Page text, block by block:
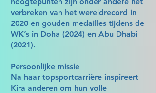
verbreken van het wereldrecord in
2020 en gouden medailles tijdens de
WK’s in Doha (2024) en Abu Dhabi
(2021).
Persoonlijke missie
Na haar topsportcarrière inspireert
Kira anderen om hun volle